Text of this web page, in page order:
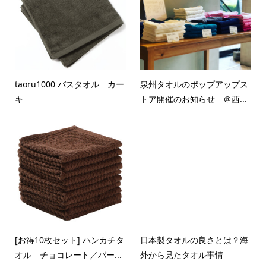
taoru1000 バスタオル カー
キ
泉州タオルのポップアップス
トア開催のお知らせ ＠西...
[お得10枚セット] ハンカチタ
オル チョコレート／パー...
日本製タオルの良さとは？海
外から見たタオル事情